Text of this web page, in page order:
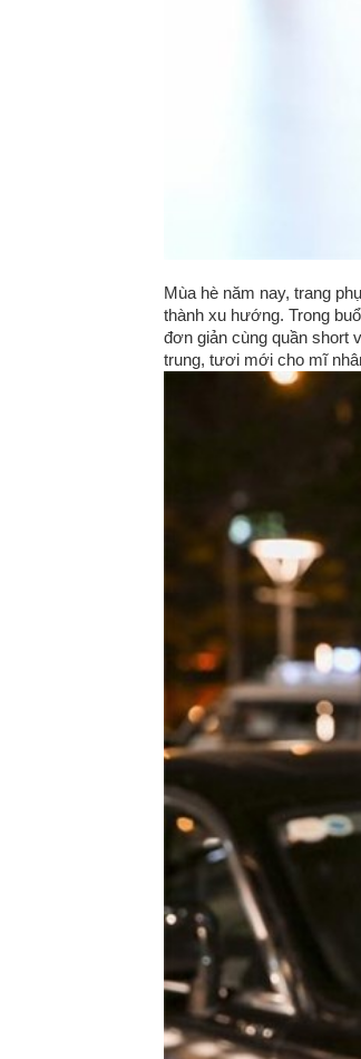
Mùa hè năm nay, trang
thành xu hướng. Trong
đơn giản cùng quần short
trung, tươi mới cho mĩ